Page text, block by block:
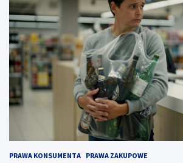
PRAWA KONSUMENTA PRAWA ZAKUPOWE